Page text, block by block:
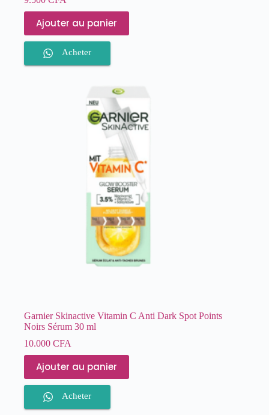
Ajouter au panier
Acheter
Garnier Skinactive Vitamin C Anti Dark Spot Points
Noirs Sérum 30 ml
10.000 CFA
Ajouter au panier
Acheter